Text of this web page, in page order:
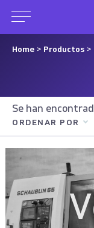
Home > Productos >
Se han
ORDENAR POR